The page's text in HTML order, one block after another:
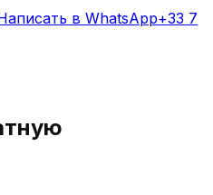
в WhatsApp+33 7